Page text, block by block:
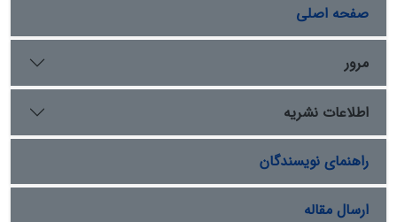
صفحه اصلی
مرور
اطلاعات نشریه
راهنمای نویسندگان
ارسال مقاله